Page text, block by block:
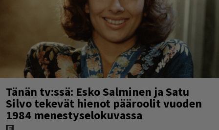
Tänän tv:ssä: Esko Salminen ja Satu
Silvo tekevät hienot pääroolit vuoden
1984 menestyselokuvassa